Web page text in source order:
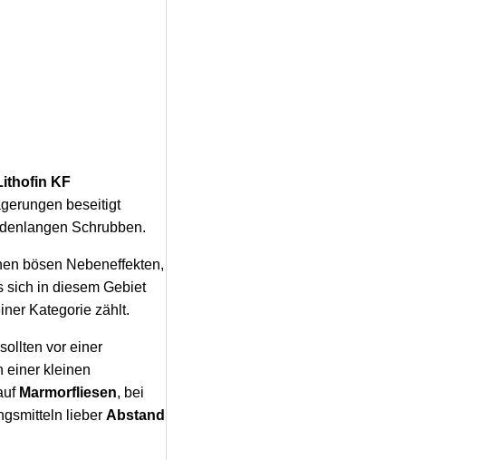
KF
beseitigt
Schrubben.
bösen Nebeneffekten,
sich in diesem Gebiet
Kategorie zählt.
vor einer
einer kleinen
Marmorfliesen, bei
lieber Abstand